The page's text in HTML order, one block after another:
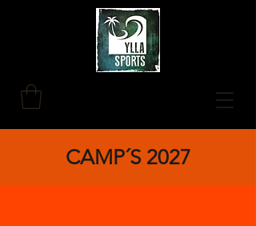
CAMP´S 2027